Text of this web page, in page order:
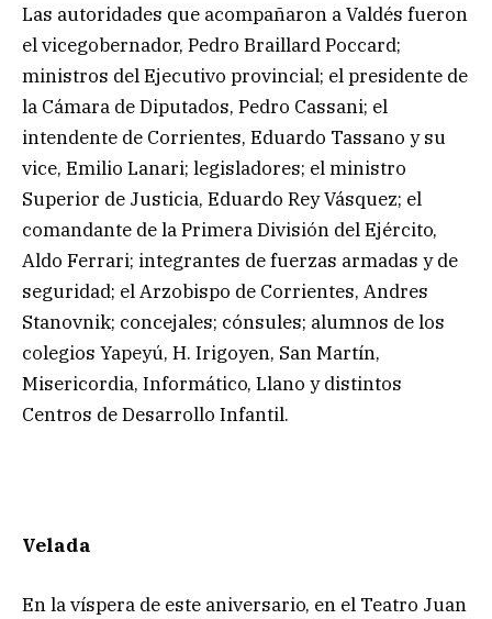
Las autoridades que acompañaron a Valdés fueron
el vicegobernador, Pedro Braillard Poccard;
ministros del Ejecutivo provincial; el presidente de
la Cámara de Diputados, Pedro Cassani; el
intendente de Corrientes, Eduardo Tassano y su
vice, Emilio Lanari; legisladores; el ministro
Superior de Justicia, Eduardo Rey Vásquez; el
comandante de la Primera División del Ejército,
Aldo Ferrari; integrantes de fuerzas armadas y de
seguridad; el Arzobispo de Corrientes, Andres
Stanovnik; concejales; cónsules; alumnos de los
colegios Yapeyú, H. Irigoyen, San Martín,
Misericordia, Informático, Llano y distintos
Centros de Desarrollo Infantil.
Velada
En la víspera de este aniversario, en el Teatro Juan